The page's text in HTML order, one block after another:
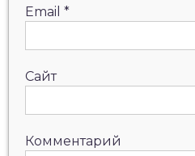
Email *
Сайт
Комментарий